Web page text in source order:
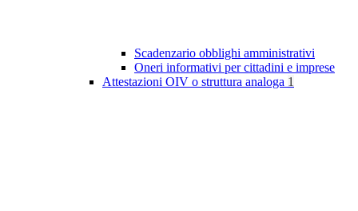
Scadenzario obblighi amministrativi
Oneri informativi per cittadini e imprese
Attestazioni OIV o struttura analoga 1